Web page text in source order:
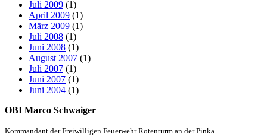
Juli 2009 (1)
April 2009 (1)
März 2009 (1)
Juli 2008 (1)
Juni 2008 (1)
August 2007 (1)
Juli 2007 (1)
Juni 2007 (1)
Juni 2004 (1)
OBI Marco Schwaiger
Kommandant der Freiwilligen Feuerwehr Rotenturm an der Pinka